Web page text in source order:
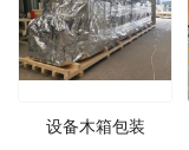
设备木箱包装